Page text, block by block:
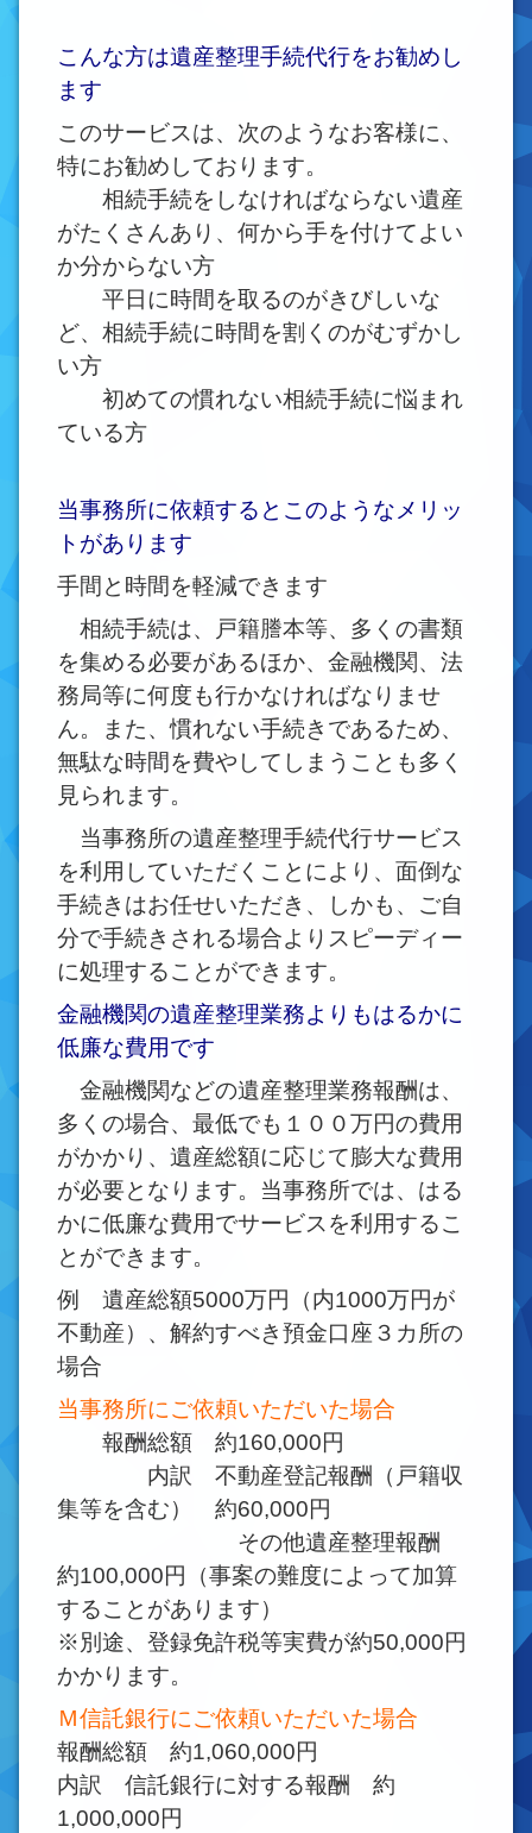
こんな方は遺産整理手続代行をお勧めし
ます
このサービスは、次のようなお客様に、
特にお勧めしております。
相続手続をしなければならない遺産
がたくさんあり、何から手を付けてよい
か分からない方
平日に時間を取るのがきびしいな
ど、相続手続に時間を割くのがむずかし
い方
初めての慣れない相続手続に悩まれ
ている方
当事務所に依頼するとこのようなメリッ
トがあります
手間と時間を軽減できます
相続手続は、戸籍謄本等、多くの書類
を集める必要があるほか、金融機関、法
務局等に何度も行かなければなりませ
ん。また、慣れない手続きであるため、
無駄な時間を費やしてしまうことも多く
見られます。
当事務所の遺産整理手続代行サービス
を利用していただくことにより、面倒な
手続きはお任せいただき、しかも、ご自
分で手続きされる場合よりスピーディー
に処理することができます。
金融機関の遺産整理業務よりもはるかに
低廉な費用です
金融機関などの遺産整理業務報酬は、
多くの場合、最低でも１００万円の費用
がかかり、遺産総額に応じて膨大な費用
が必要となります。当事務所では、はる
かに低廉な費用でサービスを利用するこ
とができます。
例 遺産総額5000万円（内1000万円が
不動産）、解約すべき預金口座３カ所の
場合
当事務所にご依頼いただいた場合
報酬総額 約160,000円
内訳 不動産登記報酬（戸籍収
集等を含む） 約60,000円
その他遺産整理報酬
約100,000円（事案の難度によって加算
することがあります）
※別途、登録免許税等実費が約50,000円
かかります。
Ｍ信託銀行にご依頼いただいた場合
報酬総額 約1,060,000円
内訳 信託銀行に対する報酬 約
1,000,000円